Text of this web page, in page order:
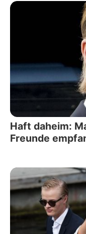
Haft daheim:
Freunde